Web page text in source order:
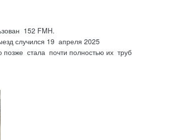
152 FMH.
случился 19 апреля 2025
стала почти полностью их труб